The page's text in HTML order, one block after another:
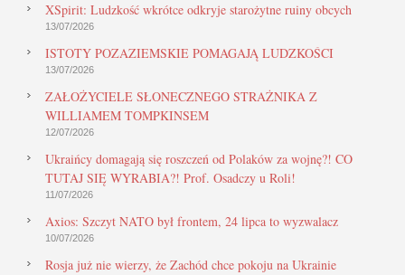
XSpirit: Ludzkość wkrótce odkryje starożytne ruiny obcych
13/07/2026
ISTOTY POZAZIEMSKIE POMAGAJĄ LUDZKOŚCI
13/07/2026
ZAŁOŻYCIELE SŁONECZNEGO STRAŻNIKA Z
WILLIAMEM TOMPKINSEM
12/07/2026
Ukraińcy domagają się roszczeń od Polaków za wojnę?! CO
TUTAJ SIĘ WYRABIA?! Prof. Osadczy u Roli!
11/07/2026
Axios: Szczyt NATO był frontem, 24 lipca to wyzwalacz
10/07/2026
Rosja już nie wierzy, że Zachód chce pokoju na Ukrainie